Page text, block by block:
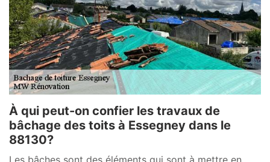
À qui peut-on confier les travaux de
bâchage des toits à Essegney dans le
88130?
Les bâches sont des éléments qui sont à mettre en